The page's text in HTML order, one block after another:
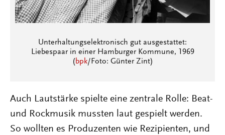
Unterhaltungselektronisch gut ausgestattet:
Liebespaar in einer Hamburger Kommune, 1969
(bpk/Foto: Günter Zint)
Auch Lautstärke spielte eine zentrale Rolle: Beat-
und Rockmusik mussten laut gespielt werden.
So wollten es Produzenten wie Rezipienten, und